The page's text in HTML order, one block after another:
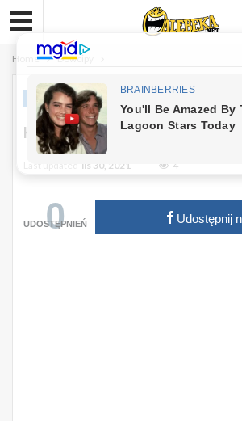
Home Dowcipy
DOWCIPY
Kawał: Krótki Urlop :)
lis 30, 2021 4
0
UDOSTĘPNIEŃ Udostępnij